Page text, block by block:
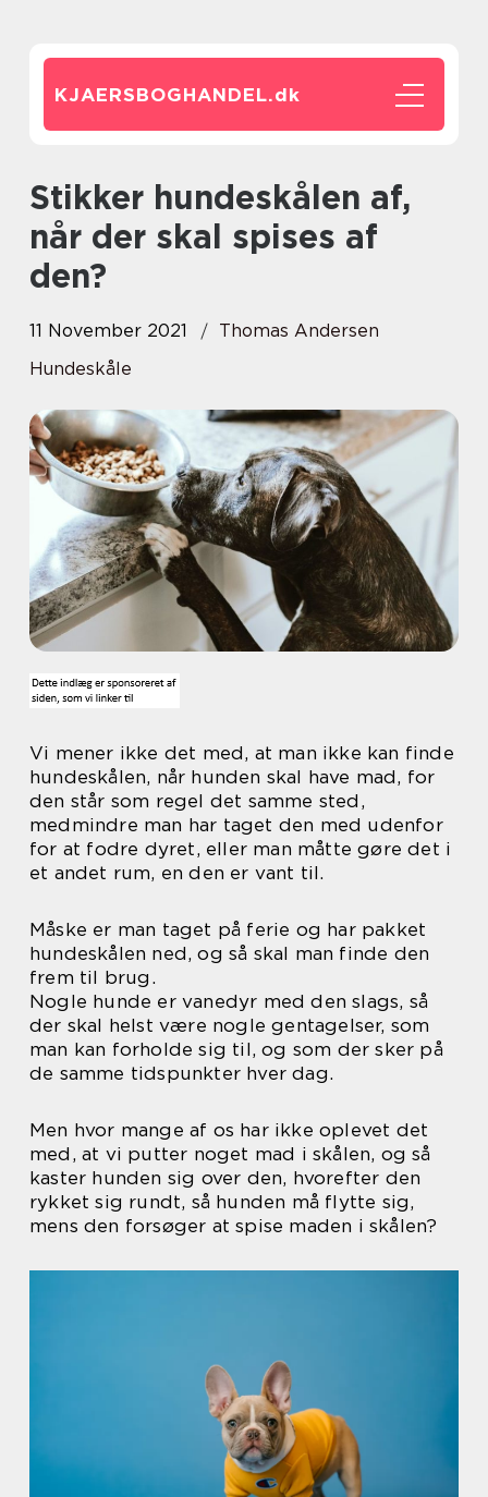
KJAERSBOGHANDEL.dk
Stikker hundeskålen af,
når der skal spises af
den?
11 November 2021
Thomas Andersen
Hundeskåle
Vi mener ikke det med, at man ikke kan finde
hundeskålen, når hunden skal have mad, for
den står som regel det samme sted,
medmindre man har taget den med udenfor
for at fodre dyret, eller man måtte gøre det i
et andet rum, en den er vant til.
Måske er man taget på ferie og har pakket
hundeskålen ned, og så skal man finde den
frem til brug.
Nogle hunde er vanedyr med den slags, så
der skal helst være nogle gentagelser, som
man kan forholde sig til, og som der sker på
de samme tidspunkter hver dag.
Men hvor mange af os har ikke oplevet det
med, at vi putter noget mad i skålen, og så
kaster hunden sig over den, hvorefter den
rykket sig rundt, så hunden må flytte sig,
mens den forsøger at spise maden i skålen?